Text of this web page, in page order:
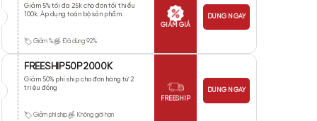
Giảm 5% tối đa 25k cho đơn tối thiểu
100k. Áp dụng toàn bộ sản phẩm.
Giảm % Đã dùng 92%
GIẢM GIÁ
DÙNG NGAY
FREESHIP50P2000K
Giảm 50% phí ship cho đơn hàng từ 2
triệu đồng
Giảm phí ship Không giới hạn
FREESHIP
DÙNG NGAY